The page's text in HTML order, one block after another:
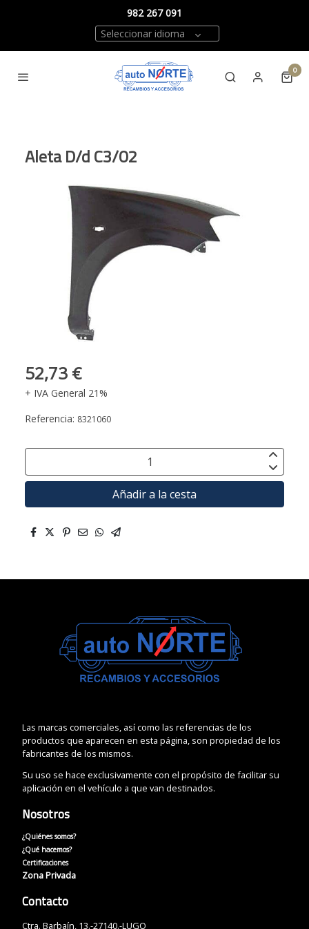
982 267 091
Seleccionar idioma
0
Aleta D/d C3/02
52,73 €
+ IVA General 21%
Referencia: 8321060
Añadir a la cesta
Las marcas comerciales, así como las referencias de los
productos que aparecen en esta página, son propiedad de los
fabricantes de los mismos.
Su uso se hace exclusivamente con el propósito de facilitar su
aplicación en el vehículo a que van destinados.
Nosotros
¿Quiénes somos?
¿Qué hacemos?
Certificaciones
Zona Privada
Contacto
Ctra. Barbaín, 13.-27140.-LUGO